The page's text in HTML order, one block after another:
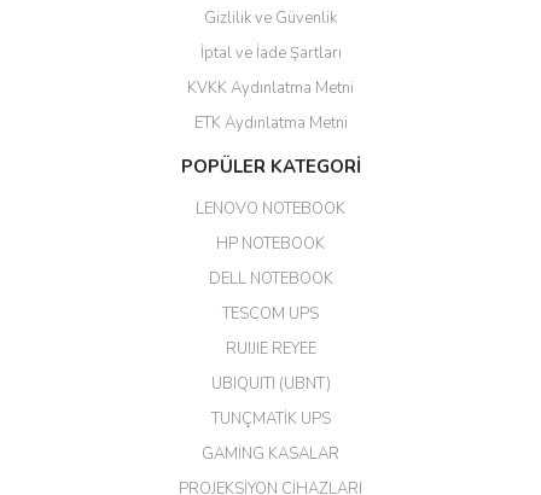
Gizlilik ve Güvenlik
İptal ve İade Şartları
KVKK Aydınlatma Metni
ETK Aydınlatma Metni
POPÜLER KATEGORİ
LENOVO NOTEBOOK
HP NOTEBOOK
DELL NOTEBOOK
TESCOM UPS
RUIJIE REYEE
UBIQUITI (UBNT)
TUNÇMATİK UPS
GAMİNG KASALAR
PROJEKSİYON CİHAZLARI